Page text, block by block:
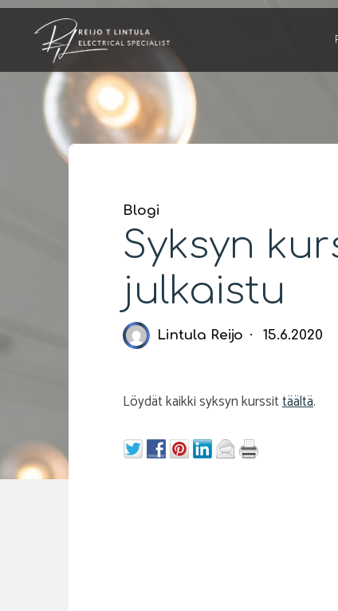
Skip
Blogi
Syksyn
julkaistu
Lintula Reijo 15.6.2020
Löydät kaikki syksyn kurssittäältä.